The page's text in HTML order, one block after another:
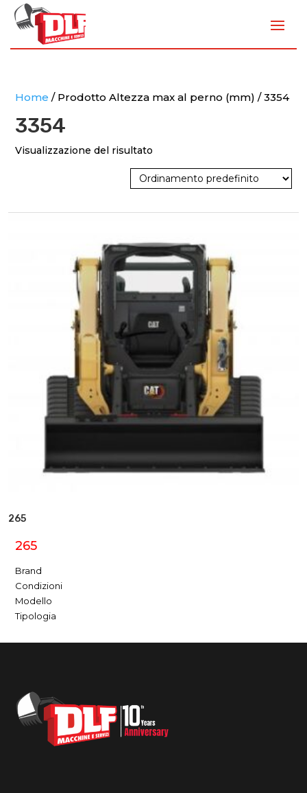
Home / Prodotto Altezza max al perno (mm) / 3354
3354
Visualizzazione del risultato
265
265
Brand
Condizioni
Modello
Tipologia